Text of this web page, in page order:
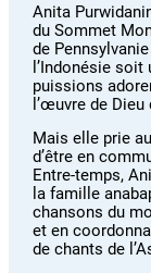
Anita
du Sommet
de
l’Indonésie
puissions
l’œuvre de
Mais elle prie
d’être en
Entre-temps,
la famille
chansons du
et en
de chants de